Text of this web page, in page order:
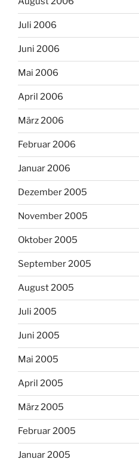
Juli 2006
Juni 2006
Mai 2006
April 2006
März 2006
Februar 2006
Januar 2006
Dezember 2005
November 2005
Oktober 2005
September 2005
August 2005
Juli 2005
Juni 2005
Mai 2005
April 2005
März 2005
Februar 2005
Januar 2005